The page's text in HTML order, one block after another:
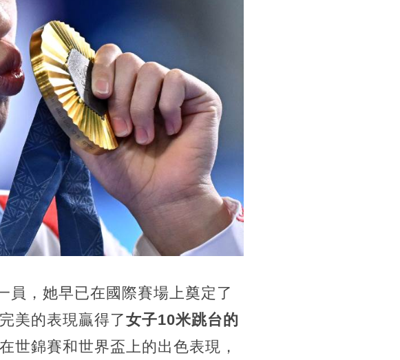
員，她早已在國際賽場上奠定了
美的表現贏得了女子10米跳台的
世錦賽和世界盃上的出色表現，